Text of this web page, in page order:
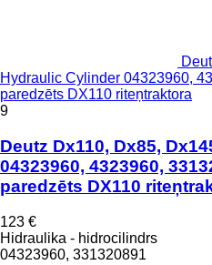
Hydraulic Cylinder 04323960,
paredzēts DX110 riteņtraktora
9
Deutz Dx110, Dx85,
04323960, 4323960,
paredzēts DX110
123 €
Hidraulika - hidrocilindrs
04323960, 331320891